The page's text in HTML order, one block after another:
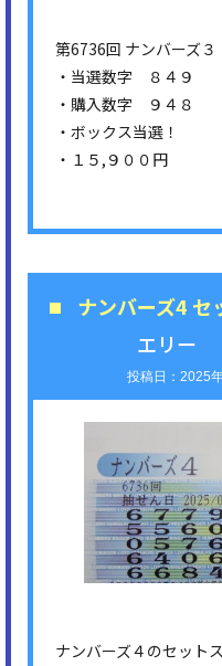
第6736回 ナンバーズ３
・当選数字 ８４９
・購入数字 ９４８
・ボックス当選！
・１５,９００円
ナンバーズ4 セ
エリー
2025
ナンバーズ４のセット